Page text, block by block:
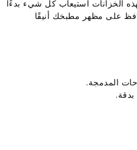
الخزانات استيعاب كل شيء بدءًا
على مظهر مطبخك أنيقًا
المدمجة.